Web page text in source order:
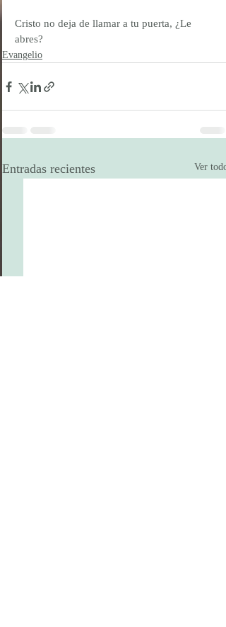
Cristo no deja de llamar a tu puerta, ¿Le
abres?
Evangelio
Entradas recientes Ver todo